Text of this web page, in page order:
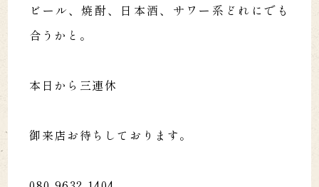
ビール、焼酎、日本酒、サワー系どれにでも
合うかと。
本日から三連休
御来店お待ちしております。